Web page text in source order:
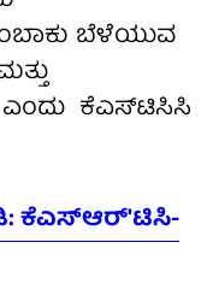
ಬೆಳೆಯುವ
ಕೆಎಸ್‌ಟಿಸಿಸಿ
ಕೆಎಸ್ಆರ್'ಟಿಸಿ-